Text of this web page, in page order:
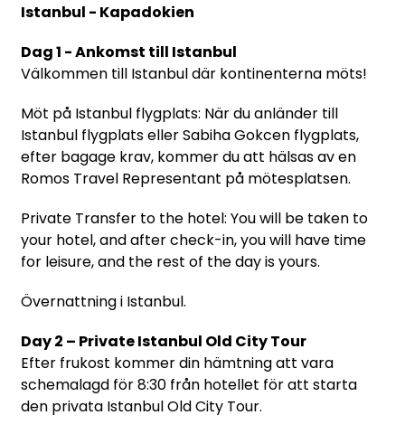
Istanbul - Kapadokien
Dag 1 - Ankomst till Istanbul
Välkommen till Istanbul där kontinenterna möts!
Möt på Istanbul flygplats: När du anländer till
Istanbul flygplats eller Sabiha Gokcen flygplats,
efter bagage krav, kommer du att hälsas av en
Romos Travel Representant på mötesplatsen.
Private Transfer to the hotel: You will be taken to
your hotel, and after check-in, you will have time
for leisure, and the rest of the day is yours.
Övernattning i Istanbul.
Day 2 – Private Istanbul Old City Tour
Efter frukost kommer din hämtning att vara
schemalagd för 8:30 från hotellet för att starta
den privata Istanbul Old City Tour.